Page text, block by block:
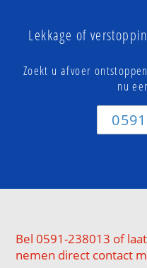
Lekkage of
Zoekt u afvoer
nu
Bel 0591-238013 of
nemen direct contact